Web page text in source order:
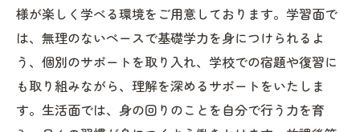
様が楽しく学べる環境をご用意しております。学習面で
は、無理のないペースで基礎学力を身につけられるよ
う、個別のサポートを取り入れ、学校での宿題や復習に
も取り組みながら、理解を深めるサポートをいたしま
す。生活面では、身の回りのことを自分で行う力を育